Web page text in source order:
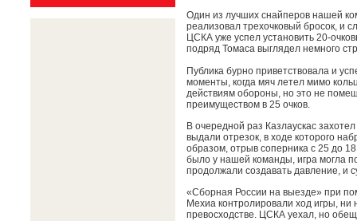
Один из лучших снайперов нашей
реализовал трехочковый бросок, и
ЦСКА уже успел установить 20-
подряд Томаса выглядел немного
Публика бурно приветствовала и
моменты, когда мяч летел мимо
действиям обороны, но это не
преимуществом в 25 очков.
В очередной раз Казлаускас
выдали отрезок, в ходе которого
образом, отрыв соперника с 25 до
было у нашей команды, игра могла
продолжали создавать давление, и
«Сборная России на выезде» при
Мехиа контролировали ход игры, ни
превосходстве. ЦСКА уехал, но